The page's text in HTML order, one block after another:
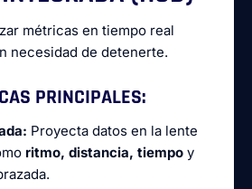
métricas en tiempo real
necesidad de detenerte.
PRINCIPALES:
Proyecta datos en la lente
ritmo, distancia, tiempo y